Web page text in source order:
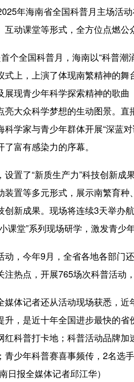
年海南省全国科普月主场活动
动课堂等形式，全方位点燃公
全国科普月，海南以“科普潮
式上，上演了体现南繁精神的
展现青少年科学探索精神的歌
亮大众科学梦想的生动图景。
科学家与青少年群体开展“深蓝
富有感染力的序幕。
了“新质生产力”科技创新成
装置等多元形式，展示南繁育
创新成果。现场将连续3天举办
课堂”系列现场研学，激发青少
，今年9月，全省各地各部门
注热点，开展765场次科普活动
体记者还从活动现场获悉，近
升，是近十年全国进步最快的
红科普打卡地；科普活动品牌
青少年科普赛喜事频传，2名选
日报全媒体记者邱江华）